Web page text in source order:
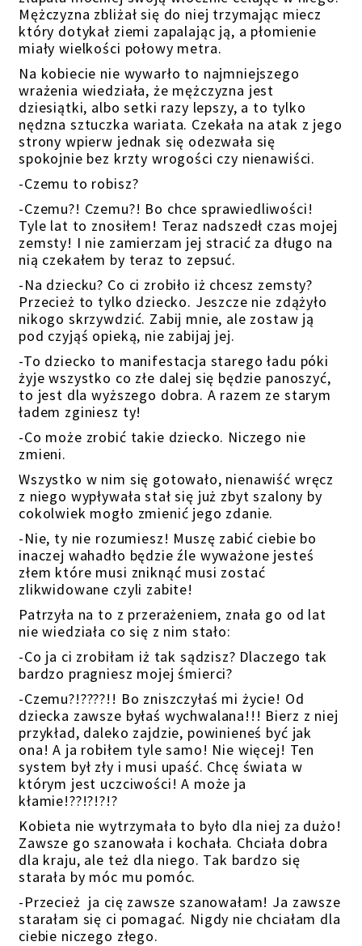
Mężczyzna zbliżał się do niej trzymając miecz
który dotykał ziemi zapalając ją, a płomienie
miały wielkości połowy metra.
Na kobiecie nie wywarło to najmniejszego
wrażenia wiedziała, że mężczyzna jest
dziesiątki, albo setki razy lepszy, a to tylko
nędzna sztuczka wariata. Czekała na atak z jego
strony wpierw jednak się odezwała się
spokojnie bez krzty wrogości czy nienawiści.
-Czemu to robisz?
-Czemu?! Czemu?! Bo chce sprawiedliwości!
Tyle lat to znosiłem! Teraz nadszedł czas mojej
zemsty! I nie zamierzam jej stracić za długo na
nią czekałem by teraz to zepsuć.
-Na dziecku? Co ci zrobiło iż chcesz zemsty?
Przecież to tylko dziecko. Jeszcze nie zdążyło
nikogo skrzywdzić. Zabij mnie, ale zostaw ją
pod czyjąś opieką, nie zabijaj jej.
-To dziecko to manifestacja starego ładu póki
żyje wszystko co złe dalej się będzie panoszyć,
to jest dla wyższego dobra. A razem ze starym
ładem zginiesz ty!
-Co może zrobić takie dziecko. Niczego nie
zmieni.
Wszystko w nim się gotowało, nienawiść wręcz
z niego wypływała stał się już zbyt szalony by
cokolwiek mogło zmienić jego zdanie.
-Nie, ty nie rozumiesz! Muszę zabić ciebie bo
inaczej wahadło będzie źle wyważone jesteś
złem które musi zniknąć musi zostać
zlikwidowane czyli zabite!
Patrzyła na to z przerażeniem, znała go od lat
nie wiedziała co się z nim stało:
-Co ja ci zrobiłam iż tak sądzisz? Dlaczego tak
bardzo pragniesz mojej śmierci?
-Czemu?!????!! Bo zniszczyłaś mi życie! Od
dziecka zawsze byłaś wychwalana!!! Bierz z niej
przykład, daleko zajdzie, powinieneś być jak
ona! A ja robiłem tyle samo! Nie więcej! Ten
system był zły i musi upaść. Chcę świata w
którym jest uczciwości! A może ja
kłamie!??!?!?!?
Kobieta nie wytrzymała to było dla niej za dużo!
Zawsze go szanowała i kochała. Chciała dobra
dla kraju, ale też dla niego. Tak bardzo się
starała by móc mu pomóc.
-Przecież ja cię zawsze szanowałam! Ja zawsze
starałam się ci pomagać. Nigdy nie chciałam dla
ciebie niczego złego.